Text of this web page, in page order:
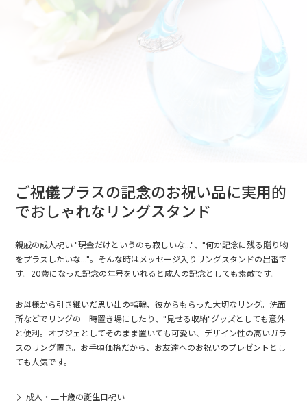
ご祝儀プラスの記念のお祝い品に実用的
でおしゃれなリングスタンド
親戚の成人祝い "現金だけというのも寂しいな..."、"何か記念に残る贈り物
をプラスしたいな..."。そんな時はメッセージ入りリングスタンドの出番で
す。20歳になった記念の年号をいれると成人の記念としても素敵です。
お母様から引き継いだ思い出の指輪、彼からもらった大切なリング。洗面
所などでリングの一時置き場にしたり、"見せる収納"グッズとしても意外
と便利。オブジェとしてそのまま置いても可愛い、デザイン性の高いガラ
スのリング置き。お手頃価格だから、お友達へのお祝いのプレゼントとし
ても人気です。
成人・二十歳の誕生日祝い